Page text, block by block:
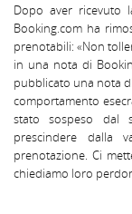
Dopo aver ricevuto
Booking.com ha
prenotabili: «Non
in una nota di
pubblicato una nota
comportamento
stato sospeso dal
prescindere dalla
prenotazione. Ci
chiediamo loro